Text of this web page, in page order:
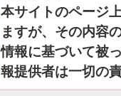
本サイトのページ
ますが、その内容
情報に基づいて被
報提供者は一切の